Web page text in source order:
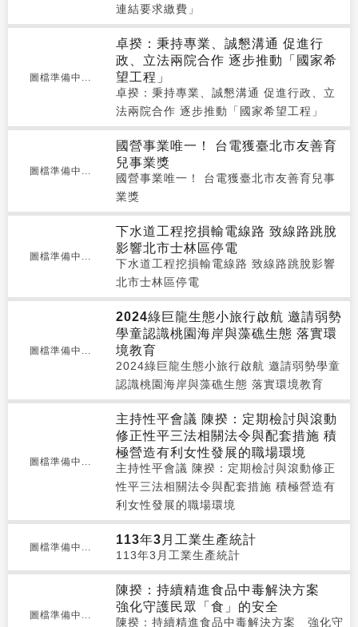
連結要求繳費」
圖檔準備中...
卓揆：秉持專業、誠懇溝通 促進行
政、立法兩院合作 逐步推動「國家希
望工程」
卓揆：秉持專業、誠懇溝通 促進行政、立
法兩院合作 逐步推動「國家希望工程」
圖檔準備中...
國營事業唯一！ 台電獲臺北市友善育
兒事業獎
國營事業唯一！ 台電獲臺北市友善育兒事
業獎
圖檔準備中...
下水道工程挖損輸電線路 致線路跳脫
影響北市士林區停電
下水道工程挖損輸電線路 致線路跳脫影響
北市士林區停電
圖檔準備中...
2024綠巨龍生態小旅行啟航 邀請弱勢
學童認識桃園海岸與藻礁生態 落實環
境教育
2024綠巨龍生態小旅行啟航 邀請弱勢學童
認識桃園海岸與藻礁生態 落實環境教育
圖檔準備中...
主持性平會議 陳揆：定期檢討與滾動
修正性平三法相關法令與配套措施 積
極營造有利女性發展的職場環境
主持性平會議 陳揆：定期檢討與滾動修正
性平三法相關法令與配套措施 積極營造有
利女性發展的職場環境
圖檔準備中...
113年3月工業生產統計
113年3月工業生產統計
圖檔準備中...
陳揆：持續精進食品中毒解決方案
強化守護民眾「食」的安全
陳揆：持續精進食品中毒解決方案 強化守